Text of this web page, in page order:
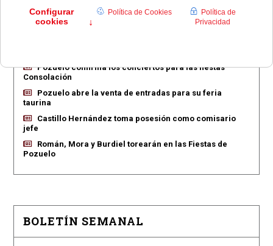
EN PORTADA
Pozuelo confirma los conciertos para las fiestas
Consolación
Pozuelo abre la venta de entradas para su feria
taurina
Castillo Hernández toma posesión como comisario
jefe
Román, Mora y Burdiel torearán en las Fiestas de
Pozuelo
BOLETÍN SEMANAL